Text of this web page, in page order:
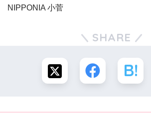
NIPPONIA 小菅
SHARE